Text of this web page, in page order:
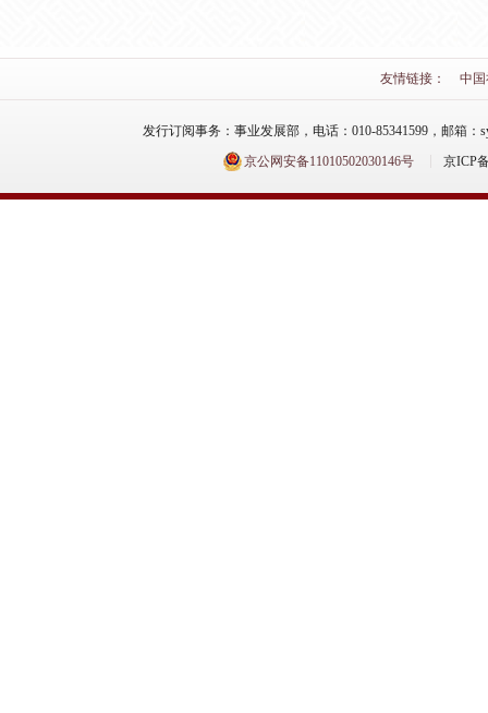
友情链接： 中
发行订阅事务：事业发展部，电话：010-85341599，邮箱：
京公网安备11010502030146号
京ICP